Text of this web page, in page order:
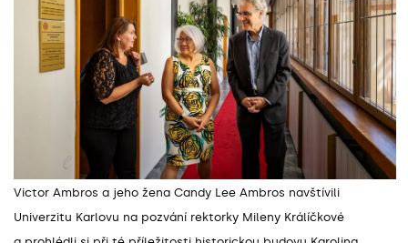
Victor Ambros a jeho žena Candy Lee Ambros navštívili
Univerzitu Karlovu na pozvání rektorky Mileny Králíčkové